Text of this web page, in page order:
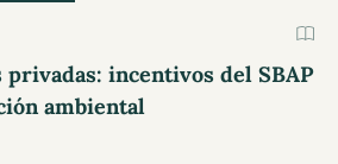
incentivos del SBAP
ambiental